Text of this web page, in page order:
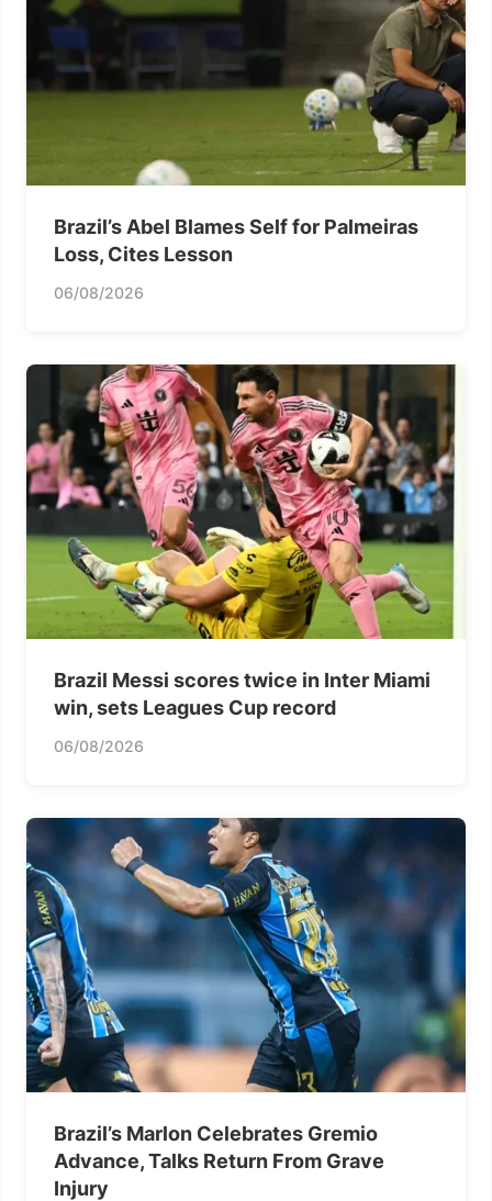
Brazil’s Abel Blames Self for Palmeiras
Loss, Cites Lesson
06/08/2026
Brazil Messi scores twice in Inter Miami
win, sets Leagues Cup record
06/08/2026
Brazil’s Marlon Celebrates Gremio
Advance, Talks Return From Grave
Injury